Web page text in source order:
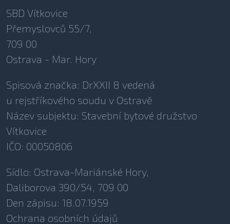
SBD Vítkovice
Přemyslovců 55/7,
709 00
Ostrava - Mar. Hory
Spisová značka: DrXXII 8 vedená
u rejstříkového soudu v Ostravě
Název subjektu: Stavební bytové družstvo
Vítkovice
IČO: 00050806
Sídlo: Ostrava-Mariánské Hory,
Daliborova 390/54, 709 00
Den zápisu: 18.07.1959
Ochrana osobních údajů